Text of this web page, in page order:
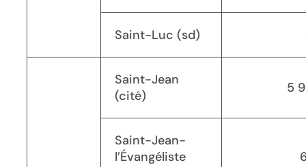
Saint-Luc (sd)
Saint-Jean
(cité)
5
Saint-Jean-
l’Évangéliste